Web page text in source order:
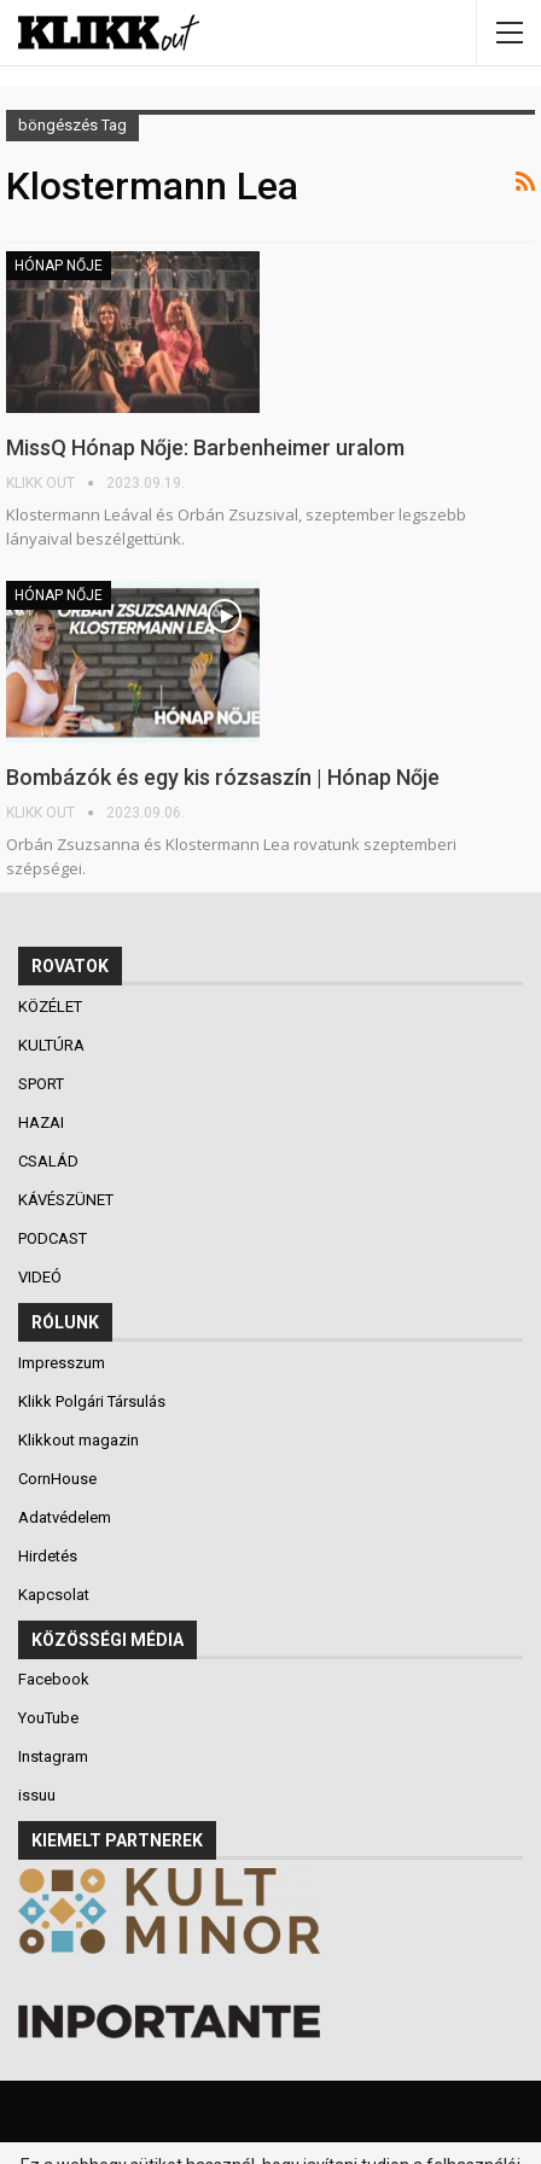
böngészés Tag
Klostermann Lea
HÓNAP NŐJE
MissQ Hónap Nője: Barbenheimer uralom
KLIKK OUT 2023.09.19.
Klostermann Leával és Orbán Zsuzsival, szeptember legszebb
lányaival beszélgettünk.
HÓNAP NŐJE
Bombázók és egy kis rózsaszín | Hónap Nője
KLIKK OUT 2023.09.06.
Orbán Zsuzsanna és Klostermann Lea rovatunk szeptemberi
szépségei.
ROVATOK
KÖZÉLET
KULTÚRA
SPORT
HAZAI
CSALÁD
KÁVÉSZÜNET
PODCAST
VIDEÓ
RÓLUNK
Impresszum
Klikk Polgári Társulás
Klikkout magazin
CornHouse
Adatvédelem
Hirdetés
Kapcsolat
KÖZÖSSÉGI MÉDIA
Facebook
YouTube
Instagram
issuu
KIEMELT PARTNEREK